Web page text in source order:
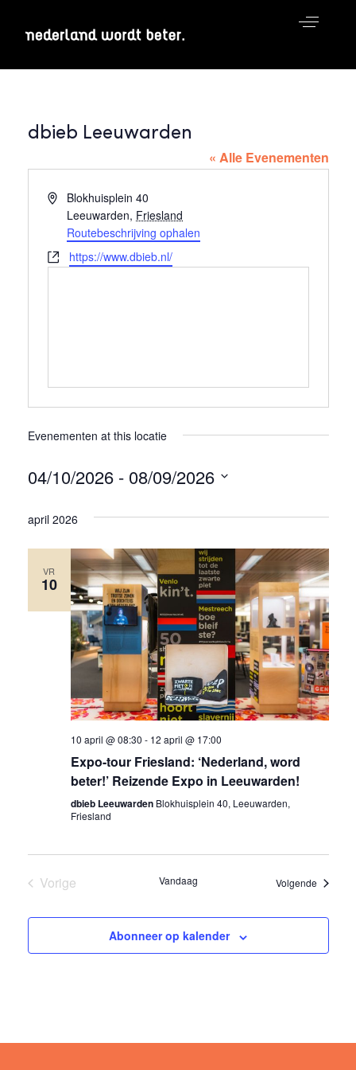
dbieb Leeuwarden
« Alle Evenementen
AdresBlokhuisplein 40
Leeuwarden, Friesland
Routebeschrijving ophalen
Websitehttps://www.dbieb.nl/
Evenementen at this locatie
04/10/2026 - 08/09/2026
een
april 2026
VR
10
10 april @ 08:30 - 12 april @ 17:00
Expo-tour Friesland: ‘Nederland, word
beter!’ Reizende Expo in Leeuwarden!
dbieb Leeuwarden Blokhuisplein 40, Leeuwarden,
Friesland
Vorige
Vandaag Volgende
Abonneer op kalender